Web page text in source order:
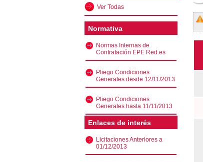
Ver Todas
Normativa
Normas Internas de
Contratación EPE Red.es
Pliego Condiciones
Generales desde 12/11/2013
Pliego Condiciones
Generales hasta 11/11/2013
Enlaces de interés
Licitaciones Anteriores a
01/12/2013